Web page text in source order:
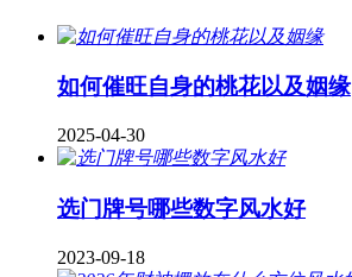
如何催旺自身的桃花以及姻缘
2025-04-30
​选门牌号哪些数字风水好
2023-09-18